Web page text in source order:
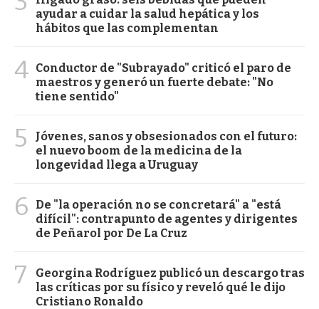
ayudar a cuidar la salud hepática y los
hábitos que las complementan
4 Conductor de "Subrayado" criticó el paro de
maestros y generó un fuerte debate: "No
tiene sentido"
5
Jóvenes, sanos y obsesionados con el futuro:
el nuevo boom de la medicina de la
longevidad llega a Uruguay
6
De "la operación no se concretará" a "está
difícil": contrapunto de agentes y dirigentes
de Peñarol por De La Cruz
7
Georgina Rodríguez publicó un descargo tras
las críticas por su físico y reveló qué le dijo
Cristiano Ronaldo